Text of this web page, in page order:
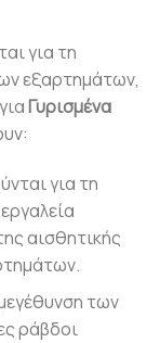
για τη
εξαρτημάτων,
Γυρισμένα
για τη
αισθητικής
των
ράβδοι